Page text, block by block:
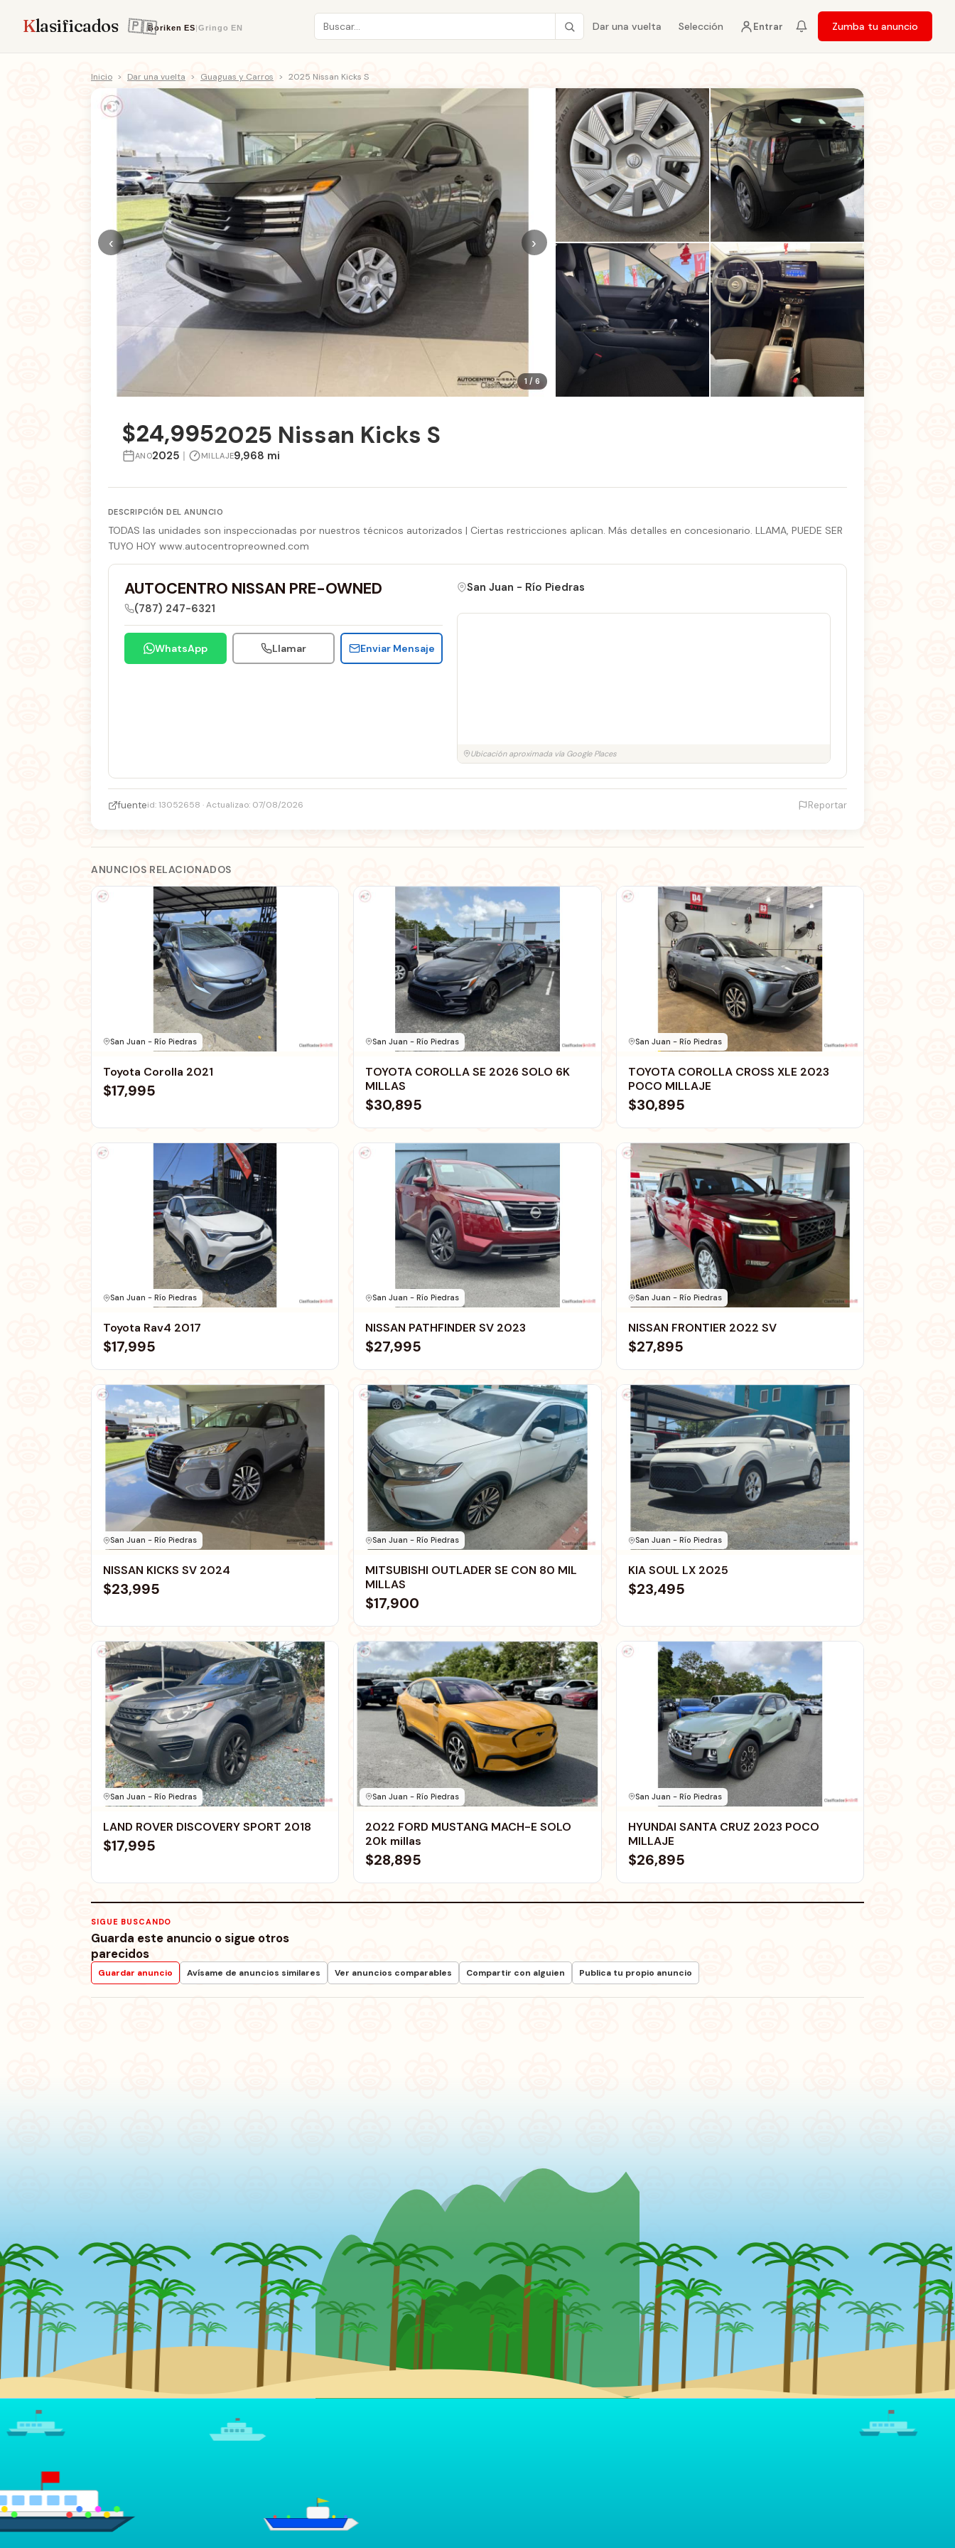
Klasificados Boriken ES|Gringo EN Dar una vuelta Selección Entrar Zumba tu anuncio
Inicio > Dar una vuelta > Guaguas y Carros > 2025 Nissan Kicks S
1 / 6
‹ ›
$24,9952025 Nissan Kicks S
ANO2025 | MILLAJE9,968 mi
DESCRIPCIÓN DEL ANUNCIO
TODAS las unidades son inspeccionadas por nuestros técnicos autorizados | Ciertas restricciones aplican. Más detalles en concesionario. LLAMA, PUEDE SER
TUYO HOY www.autocentropreowned.com
AUTOCENTRO NISSAN PRE-OWNED
(787) 247-6321
WhatsApp Llamar Enviar Mensaje
San Juan - Río Piedras
Ubicación aproximada vía Google Places
fuenteid: 13052658 · Actualizao: 07/08/2026 Reportar
ANUNCIOS RELACIONADOS
San Juan - Río Piedras
Toyota Corolla 2021
$17,995
San Juan - Río Piedras
TOYOTA COROLLA SE 2026 SOLO 6K
MILLAS
$30,895
San Juan - Río Piedras
TOYOTA COROLLA CROSS XLE 2023
POCO MILLAJE
$30,895
San Juan - Río Piedras
Toyota Rav4 2017
$17,995
San Juan - Río Piedras
NISSAN PATHFINDER SV 2023
$27,995
San Juan - Río Piedras
NISSAN FRONTIER 2022 SV
$27,895
San Juan - Río Piedras
NISSAN KICKS SV 2024
$23,995
San Juan - Río Piedras
MITSUBISHI OUTLADER SE CON 80 MIL
MILLAS
$17,900
San Juan - Río Piedras
KIA SOUL LX 2025
$23,495
San Juan - Río Piedras
LAND ROVER DISCOVERY SPORT 2018
$17,995
San Juan - Río Piedras
2022 FORD MUSTANG MACH-E SOLO
20k millas
$28,895
San Juan - Río Piedras
HYUNDAI SANTA CRUZ 2023 POCO
MILLAJE
$26,895
SIGUE BUSCANDO
Guarda este anuncio o sigue otros
parecidos
Guardar anuncio Avísame de anuncios similares Ver anuncios comparables Compartir con alguien Publica tu propio anuncio